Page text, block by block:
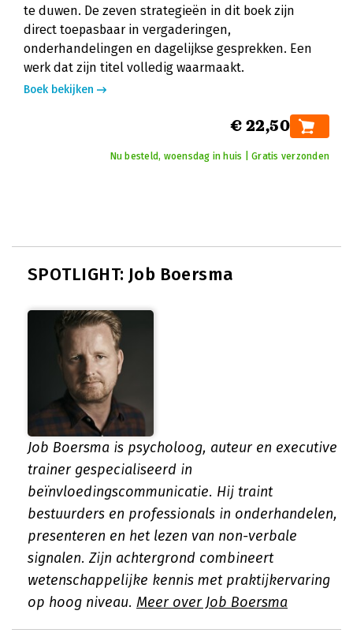
te duwen. De zeven strategieën in dit boek zijn
direct toepasbaar in vergaderingen,
onderhandelingen en dagelijkse gesprekken. Een
werk dat zijn titel volledig waarmaakt.
Boek bekijken
€ 22,50
Nu besteld, woensdag in huis | Gratis verzonden
SPOTLIGHT: Job Boersma
Job Boersma is psycholoog, auteur en executive
trainer gespecialiseerd in
beïnvloedingscommunicatie. Hij traint
bestuurders en professionals in onderhandelen,
presenteren en het lezen van non-verbale
signalen. Zijn achtergrond combineert
wetenschappelijke kennis met praktijkervaring
op hoog niveau. Meer over Job Boersma